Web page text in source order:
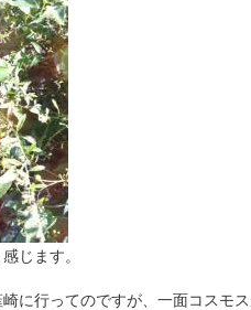
じます。
に行ってのですが、一面コスモ